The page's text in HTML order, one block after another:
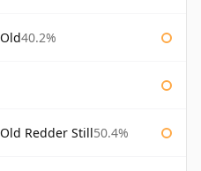
40.2%
Redder Still50.4%